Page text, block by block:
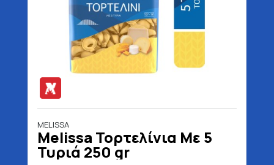
MELISSA
Melissa Τορτελίνια Με 5
Τυριά 250 gr